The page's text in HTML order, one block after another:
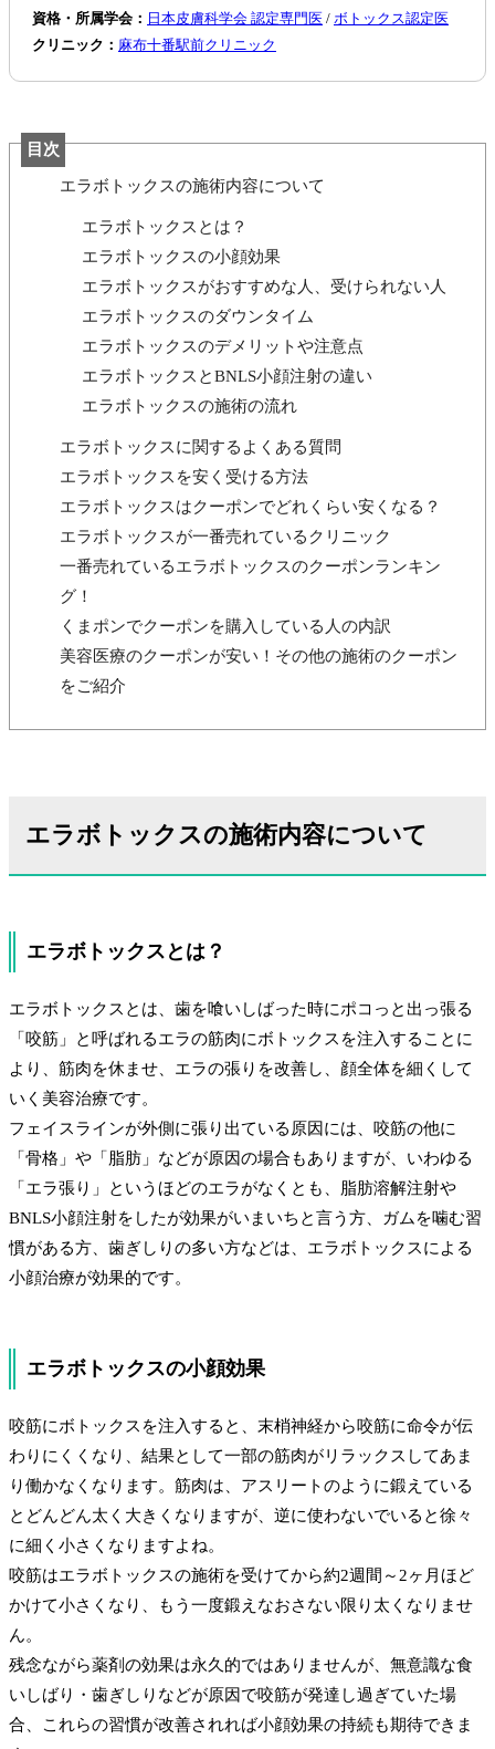
資格・所属学会： 日本皮膚科学会 認定専門医 / ボトックス認定医
クリニック： 麻布十番駅前クリニック
目次
エラボトックスの施術内容について
エラボトックスとは？
エラボトックスの小顔効果
エラボトックスがおすすめな人、受けられない人
エラボトックスのダウンタイム
エラボトックスのデメリットや注意点
エラボトックスとBNLS小顔注射の違い
エラボトックスの施術の流れ
エラボトックスに関するよくある質問
エラボトックスを安く受ける方法
エラボトックスはクーポンでどれくらい安くなる？
エラボトックスが一番売れているクリニック
一番売れているエラボトックスのクーポンランキン
グ！
くまポンでクーポンを購入している人の内訳
美容医療のクーポンが安い！その他の施術のクーポン
をご紹介
エラボトックスの施術内容について
エラボトックスとは？
エラボトックスとは、歯を喰いしばった時にポコっと出っ張る
「咬筋」と呼ばれるエラの筋肉にボトックスを注入することに
より、筋肉を休ませ、エラの張りを改善し、顔全体を細くして
いく美容治療です。
フェイスラインが外側に張り出ている原因には、咬筋の他に
「骨格」や「脂肪」などが原因の場合もありますが、いわゆる
「エラ張り」というほどのエラがなくとも、脂肪溶解注射や
BNLS小顔注射をしたが効果がいまいちと言う方、ガムを噛む習
慣がある方、歯ぎしりの多い方などは、エラボトックスによる
小顔治療が効果的です。
エラボトックスの小顔効果
咬筋にボトックスを注入すると、末梢神経から咬筋に命令が伝
わりにくくなり、結果として一部の筋肉がリラックスしてあま
り働かなくなります。筋肉は、アスリートのように鍛えている
とどんどん太く大きくなりますが、逆に使わないでいると徐々
に細く小さくなりますよね。
咬筋はエラボトックスの施術を受けてから約2週間～2ヶ月ほど
かけて小さくなり、もう一度鍛えなおさない限り太くなりませ
ん。
残念ながら薬剤の効果は永久的ではありませんが、無意識な食
いしばり・歯ぎしりなどが原因で咬筋が発達し過ぎていた場
合、これらの習慣が改善されれば小顔効果の持続も期待できま